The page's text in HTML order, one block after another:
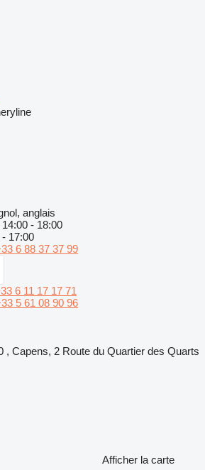
anglais
- 18:00
17:00
6 88 37 37 99
6 11 17 17 71
5 61 08 90 96
, Capens, 2 Route du Quartier des Quarts
Afficher la carte